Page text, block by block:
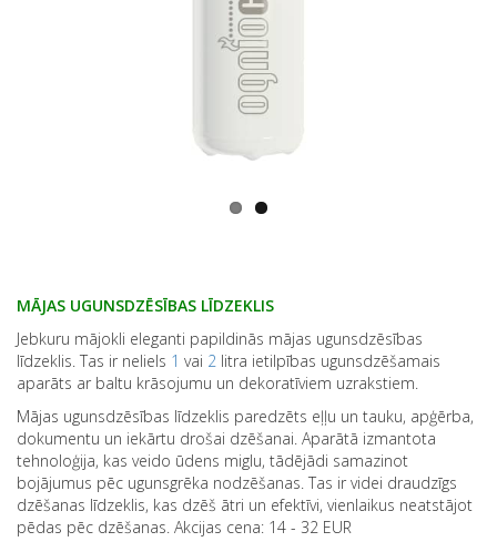
MĀJAS UGUNSDZĒSĪBAS LĪDZEKLIS
Jebkuru mājokli eleganti papildinās mājas ugunsdzēsības
līdzeklis. Tas ir neliels1vai2 litra ietilpības ugunsdzēšamais
aparāts ar baltu krāsojumu un dekoratīviem uzrakstiem.
Mājas ugunsdzēsības līdzeklis paredzēts eļļu un tauku, apģērba,
dokumentu un iekārtu drošai dzēšanai. Aparātā izmantota
tehnoloģija, kas veido ūdens miglu, tādējādi samazinot
bojājumus pēc ugunsgrēka nodzēšanas. Tas ir videi draudzīgs
dzēšanas līdzeklis, kas dzēš ātri un efektīvi, vienlaikus neatstājot